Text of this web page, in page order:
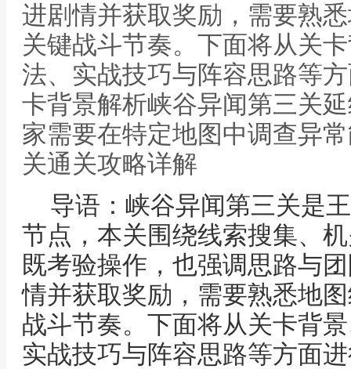
进剧情并获取奖励，需要熟
关键战斗节奏。下面将从关
法、实战技巧与阵容思路等
卡背景解析峡谷异闻第三关
家需要在特定地图中调查异
关通关攻略详解
导语：峡谷异闻第三关是
节点，本关围绕线索搜集、
既考验操作，也强调思路与
情并获取奖励，需要熟悉地
战斗节奏。下面将从关卡背
实战技巧与阵容思路等方面